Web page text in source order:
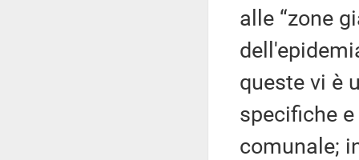
alle “zone
queste vi è
specifiche
comunale;